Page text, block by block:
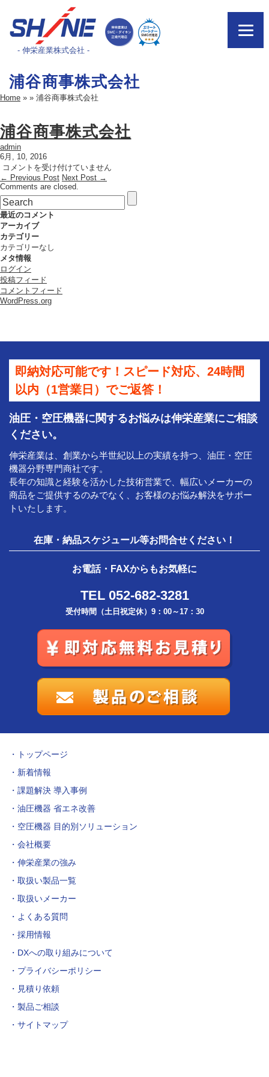
- 伸栄産業株式会社 -
浦谷商事株式会社
Home » » 浦谷商事株式会社
浦谷商事株式会社
admin
6月, 10, 2016
浦
谷
商
事
株
式
会
社
は
コメントを受け付けていません
← Previous Post Next Post →
Comments are closed.
最近のコメント
アーカイブ
カテゴリー
カテゴリーなし
メタ情報
ログイン
投稿フィード
コメントフィード
WordPress.org
即納対応可能です！スピード対応、24時間
以内（1営業日）でご返答！
油圧・空圧機器に関するお悩みは伸栄産業にご相談
ください。
伸栄産業は、創業から半世紀以上の実績を持つ、油圧・空圧
機器分野専門商社です。
長年の知識と経験を活かした技術営業で、幅広いメーカーの
商品をご提供するのみでなく、お客様のお悩み解決をサポー
トいたします。
在庫・納品スケジュール等お問合せください！
お電話・FAXからもお気軽に
TEL 052-682-3281
受付時間（土日祝定休）9：00～17：30
トップページ
新着情報
課題解決 導入事例
油圧機器 省エネ改善
空圧機器 目的別ソリューション
会社概要
伸栄産業の強み
取扱い製品一覧
取扱いメーカー
よくある質問
採用情報
DXへの取り組みについて
プライバシーポリシー
見積り依頼
製品ご相談
サイトマップ